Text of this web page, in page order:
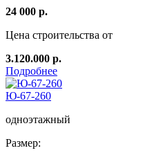
24 000 р.
Цена строительства от
3.120.000 р.
Подробнее
Ю-67-260
одноэтажный
Размер: